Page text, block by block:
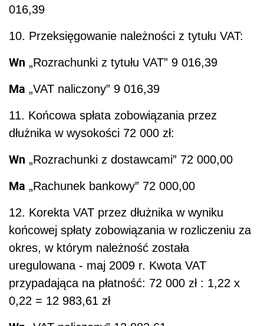
016,39
10. Przeksięgowanie należności z tytułu VAT:
Wn „Rozrachunki z tytułu VAT” 9 016,39
Ma „VAT naliczony” 9 016,39
11. Końcowa spłata zobowiązania przez
dłużnika w wysokości 72 000 zł:
Wn „Rozrachunki z dostawcami” 72 000,00
Ma „Rachunek bankowy” 72 000,00
12. Korekta VAT przez dłużnika w wyniku
końcowej spłaty zobowiązania w rozliczeniu za
okres, w którym należność została
uregulowana - maj 2009 r. Kwota VAT
przypadająca na płatność: 72 000 zł : 1,22 x
0,22 = 12 983,61 zł